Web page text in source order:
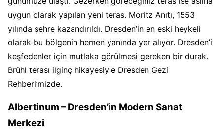
uygun olarak yapılan yeni teras. Moritz Anıtı, 1553
yılında şehre kazandırıldı. Dresden’in en eski heykeli
olarak bu bölgenin hemen yanında yer alıyor. Dresden’i
keşfedenler için mutlaka görülmesi gereken bir durak.
Brühl terası ilginç hikayesiyle Dresden Gezi
Rehberi’mizde.
Albertinum – Dresden’in Modern Sanat
Merkezi